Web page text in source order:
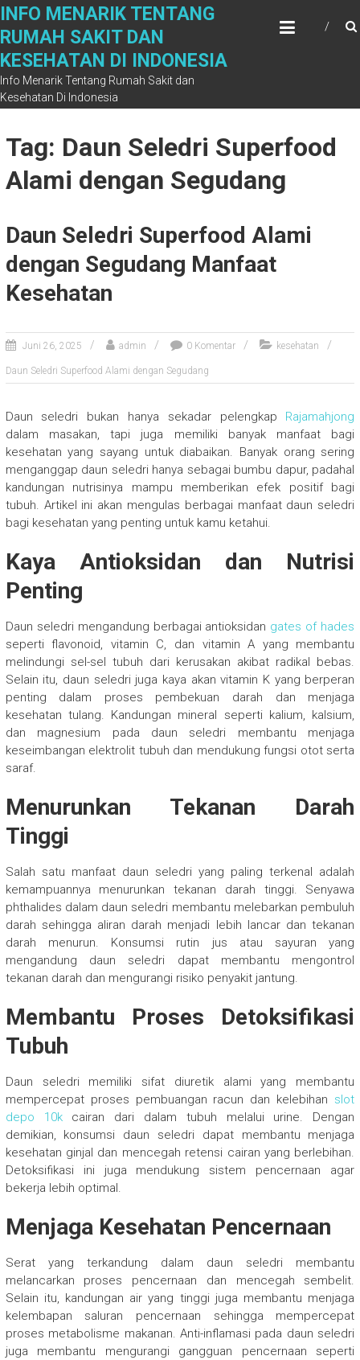
Skip
content
INFO MENARIK TENTANG
RUMAH SAKIT DAN
KESEHATAN DI INDONESIA
Info Menarik Tentang Rumah Sakit dan
Kesehatan Di Indonesia
Tag: Daun Seledri Superfood
Alami dengan Segudang
Daun Seledri Superfood Alami
dengan Segudang Manfaat
Kesehatan
Juni 26, 2025 admin 0 Komentar kesehatan
Daun Seledri Superfood Alami dengan Segudang
Daun seledri bukan hanya sekadar pelengkap Rajamahjong
dalam masakan, tapi juga memiliki banyak manfaat bagi
kesehatan yang sayang untuk diabaikan. Banyak orang sering
menganggap daun seledri hanya sebagai bumbu dapur, padahal
kandungan nutrisinya mampu memberikan efek positif bagi
tubuh. Artikel ini akan mengulas berbagai manfaat daun seledri
bagi kesehatan yang penting untuk kamu ketahui.
Kaya Antioksidan dan Nutrisi
Penting
Daun seledri mengandung berbagai antioksidan gates of hades
seperti flavonoid, vitamin C, dan vitamin A yang membantu
melindungi sel-sel tubuh dari kerusakan akibat radikal bebas.
Selain itu, daun seledri juga kaya akan vitamin K yang berperan
penting dalam proses pembekuan darah dan menjaga
kesehatan tulang. Kandungan mineral seperti kalium, kalsium,
dan magnesium pada daun seledri membantu menjaga
keseimbangan elektrolit tubuh dan mendukung fungsi otot serta
saraf.
Menurunkan Tekanan Darah
Tinggi
Salah satu manfaat daun seledri yang paling terkenal adalah
kemampuannya menurunkan tekanan darah tinggi. Senyawa
phthalides dalam daun seledri membantu melebarkan pembuluh
darah sehingga aliran darah menjadi lebih lancar dan tekanan
darah menurun. Konsumsi rutin jus atau sayuran yang
mengandung daun seledri dapat membantu mengontrol
tekanan darah dan mengurangi risiko penyakit jantung.
Membantu Proses Detoksifikasi
Tubuh
Daun seledri memiliki sifat diuretik alami yang membantu
mempercepat proses pembuangan racun dan kelebihan slot
depo 10kcairan dari dalam tubuh melalui urine. Dengan
demikian, konsumsi daun seledri dapat membantu menjaga
kesehatan ginjal dan mencegah retensi cairan yang berlebihan.
Detoksifikasi ini juga mendukung sistem pencernaan agar
bekerja lebih optimal.
Menjaga Kesehatan Pencernaan
Serat yang terkandung dalam daun seledri membantu
melancarkan proses pencernaan dan mencegah sembelit.
Selain itu, kandungan air yang tinggi juga membantu menjaga
kelembapan saluran pencernaan sehingga mempercepat
proses metabolisme makanan. Anti-inflamasi pada daun seledri
juga membantu mengurangi gangguan pencernaan seperti